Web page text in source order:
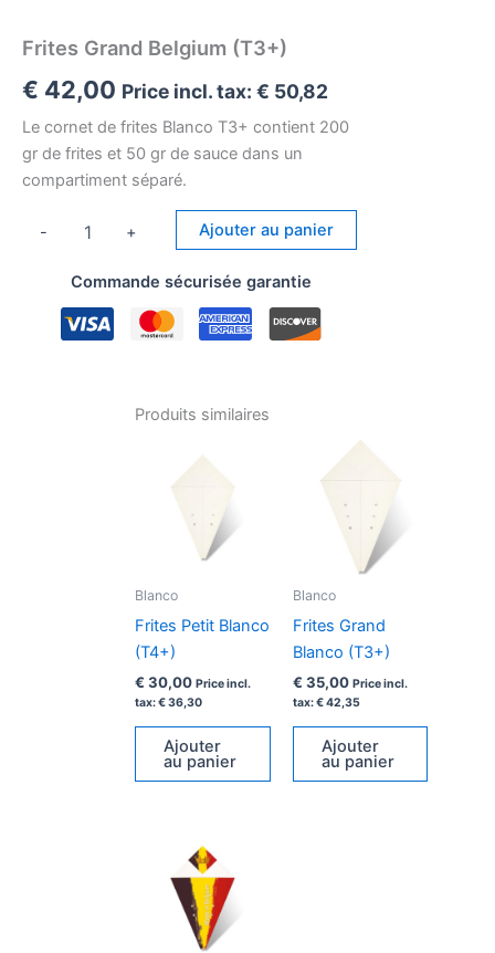
Frites Grand Belgium (T3+)
€ 42,00 Price incl. tax: € 50,82
Le cornet de frites Blanco T3+ contient 200
gr de frites et 50 gr de sauce dans un
compartiment séparé.
-
Belgium
+ Ajouter au panier
Commande sécurisée garantie
Produits similaires
Blanco
Frites Petit Blanco
(T4+)
€ 30,00 Price incl.
tax:€36,30
Ajouter
au panier
Blanco
Frites Grand
Blanco (T3+)
€ 35,00 Price incl.
tax:€42,35
Ajouter
au panier